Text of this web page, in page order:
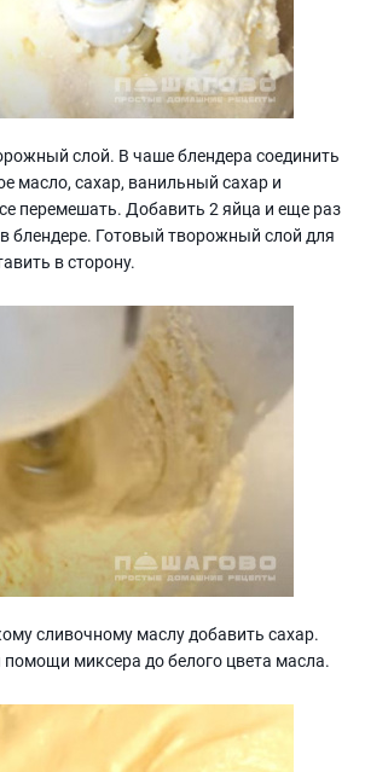
слой. В чаше блендера соединить
масло, сахар, ванильный сахар и
перемешать. Добавить 2 яйца и еще раз
блендере. Готовый творожный слой для
в сторону.
сливочному маслу добавить сахар.
миксера до белого цвета масла.